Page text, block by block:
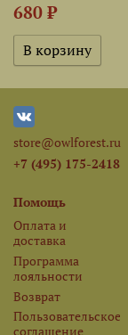
680 ₽
store@owlforest.ru
+7 (495) 175-2418
Помощь
Оплата и
доставка
Программа
лояльности
Возврат
Пользовательское
соглашение